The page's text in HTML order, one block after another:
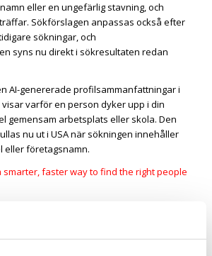
eller en ungefärlig stavning, och
Sökförslagen anpassas också efter
sökningar, och
syns nu direkt i sökresultaten redan
AI-genererade profilsammanfattningar i
varför en person dyker upp i din
gemensam arbetsplats eller skola. Den
nu ut i USA när sökningen innehåller
eller företagsnamn.
smarter, faster way to find the right people
(dokument-inlägg)
storlek